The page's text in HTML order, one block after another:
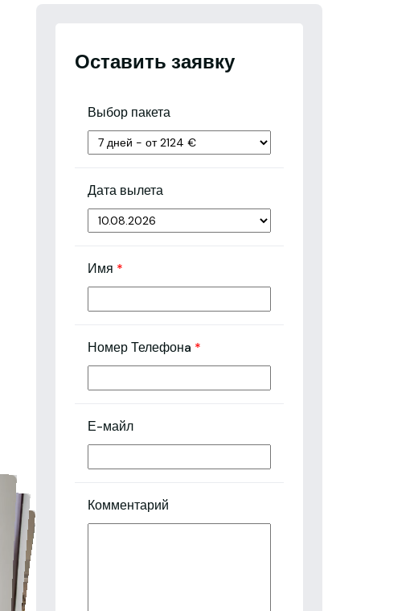
Оставить заявку
Выбор пакета
Дата вылета
Имя *
Номер Телефонa *
Е-майл
Комментарий